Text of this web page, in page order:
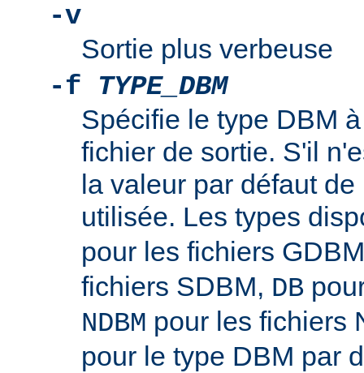
-v
Sortie plus verbeuse
-f TYPE_DBM
Spécifie le type DBM
fichier de sortie. S'il
la valeur par défaut de
utilisée. Les types
pour les fichiers
fichiers SDBM, DB
NDBM pour les fichiers
pour le type DBM par